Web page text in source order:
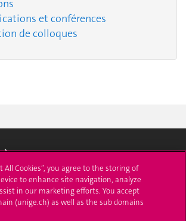
et conférences
de colloques
All Cookies”, you agree to the storing of
to enhance site navigation, analyze
in our marketing efforts. You accept
(unige.ch) as well as the sub domains